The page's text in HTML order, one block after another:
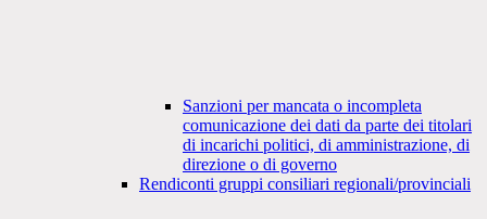
Sanzioni per mancata o incompleta
comunicazione dei dati da parte dei titolari
di incarichi politici, di amministrazione, di
direzione o di governo
Rendiconti gruppi consiliari regionali/provinciali